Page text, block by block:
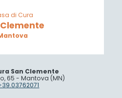
di Cura
San Clemente
65 - Mantova (MN)